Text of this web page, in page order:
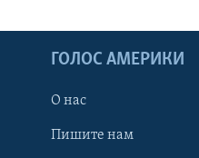
ГОЛОС АМЕРИКИ
О нас
Пишите нам